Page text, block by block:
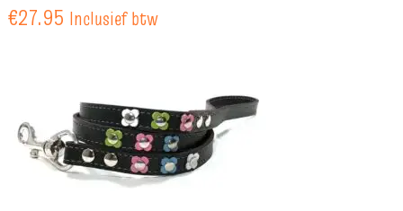
€27.95 Inclusief btw